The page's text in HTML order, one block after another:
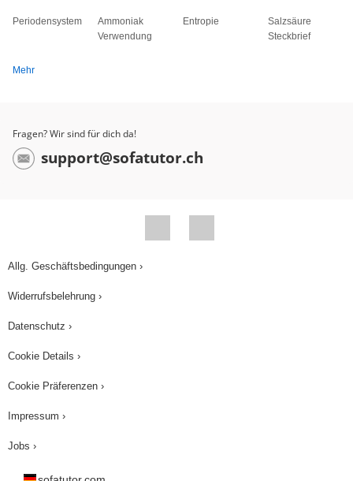
Periodensystem
Ammoniak
Verwendung
Entropie
Salzsäure
Steckbrief
Mehr
Fragen? Wir sind für dich da!
support@sofatutor.ch
Allg. Geschäftsbedingungen ›
Widerrufsbelehrung ›
Datenschutz ›
Cookie Details ›
Cookie Präferenzen ›
Impressum ›
Jobs ›